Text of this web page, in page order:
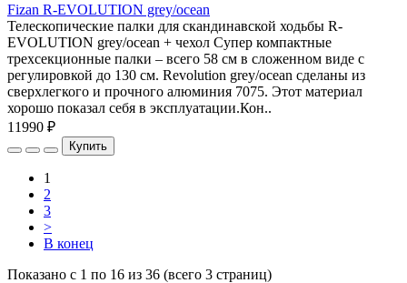
Fizan R-EVOLUTION grey/ocean
Телескопические палки для скандинавской ходьбы R-
EVOLUTION grey/ocean + чехол Супер компактные
трехсекционные палки – всего 58 см в сложенном виде с
регулировкой до 130 см. Revolution grey/ocean сделаны из
сверхлегкого и прочного алюминия 7075. Этот материал
хорошо показал себя в эксплуатации.Кон..
11990 ₽
Купить
1
2
3
>
В конец
Показано с 1 по 16 из 36 (всего 3 страниц)